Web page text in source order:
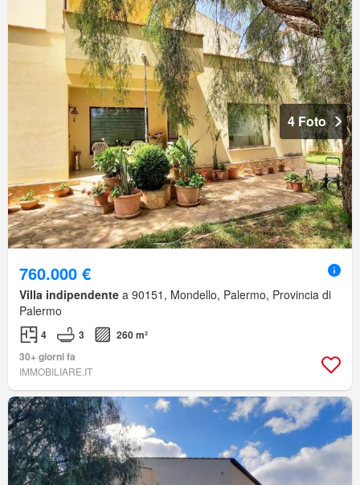
4 Foto
760.000 €
Villa indipendente a 90151, Mondello, Palermo, Provincia di
Palermo
4 3
260 m²
30+ giorni fa
IMMOBILIARE.IT